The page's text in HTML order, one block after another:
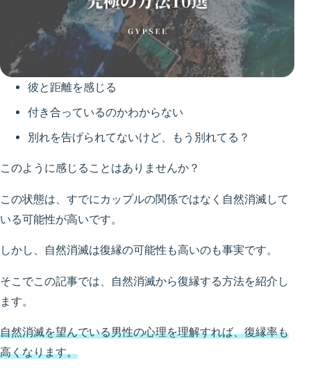
彼と距離を感じる
付き合っているのかわからない
別れを告げられてないけど、もう別れてる？
このように感じることはありませんか？
この状態は、すでにカップルの関係ではなく自然消滅して
いる可能性が高いです。
しかし、自然消滅は復縁の可能性も高いのも事実です。
そこでこの記事では、自然消滅から復縁する方法を紹介し
ます。
自然消滅を望んでいる男性の心理を理解すれば、復縁率も
高くなります。